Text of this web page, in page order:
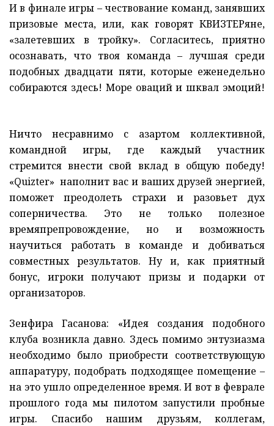
И в финале игры – чествование команд, занявших
призовые места, или, как говорят КВИЗТЕРяне,
«залетевших в тройку». Согласитесь, приятно
осознавать, что твоя команда – лучшая среди
подобных двадцати пяти, которые еженедельно
собираются здесь! Море оваций и шквал эмоций!
Ничто несравнимо с азартом коллективной,
командной игры, где каждый участник
стремится внести свой вклад в общую победу!
«Quizter» наполнит вас и ваших друзей энергией,
поможет преодолеть страхи и разовьет дух
соперничества. Это не только полезное
времяпрепровождение, но и возможность
научиться работать в команде и добиваться
совместных результатов. Ну и, как приятный
бонус, игроки получают призы и подарки от
организаторов.
Зенфира Гасанова: «Идея создания подобного
клуба возникла давно. Здесь помимо энтузиазма
необходимо было приобрести соответствующую
аппаратуру, подобрать подходящее помещение –
на это ушло определенное время. И вот в феврале
прошлого года мы пилотом запустили пробные
игры. Спасибо нашим друзьям, коллегам,